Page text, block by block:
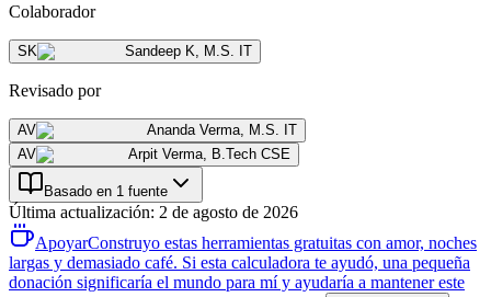
Colaborador
SK Sandeep K M.S. IT
Revisado por
AV Ananda Verma M.S. IT
AV
Arpit Verma B.Tech CSE
Basado en 1 fuente
Última actualización: 2 de agosto de 2026
ApoyarConstruyo estas herramientas gratuitas con amor, noches
largas y demasiado café. Si esta calculadora te ayudó, una pequeña
donación significaría el mundo para mí y ayudaría a mantener este